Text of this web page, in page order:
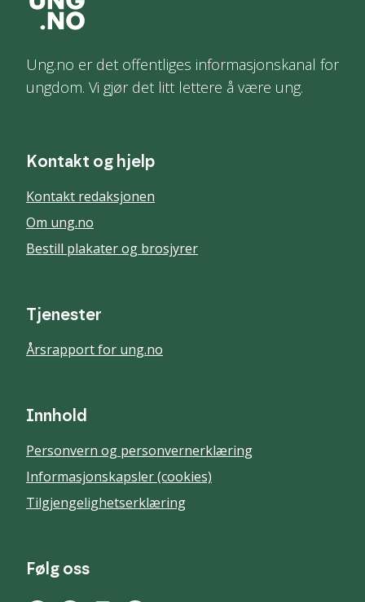
Ung.no er det offentliges informasjonskanal for
ungdom. Vi gjør det litt lettere å være ung.
Kontakt og hjelp
Kontakt redaksjonen
Om ung.no
Bestill plakater og brosjyrer
Tjenester
Årsrapport for ung.no
Innhold
Personvern og personvernerklæring
Informasjonskapsler (cookies)
Tilgjengelighetserklæring
Følg oss